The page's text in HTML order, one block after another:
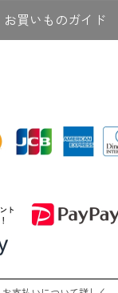
お買いものガイド